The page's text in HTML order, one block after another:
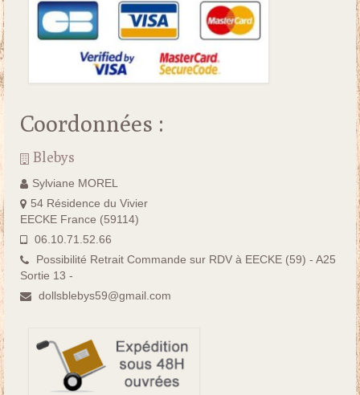
Coordonnées :
Blebys
Sylviane MOREL
54 Résidence du Vivier
EECKE France (59114)
06.10.71.52.66
Possibilité Retrait Commande sur RDV à EECKE (59) - A25
Sortie 13 -
dollsblebys59@gmail.com